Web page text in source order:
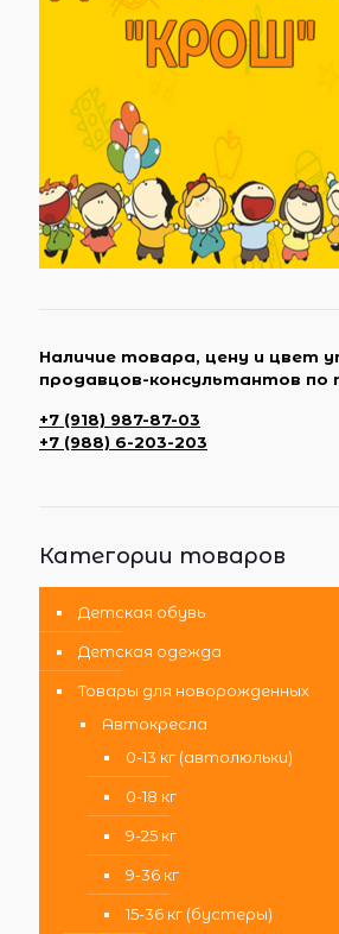
Наличие товара, цену и цвет
продавцов-консультантов по
+7 (918) 987-87-03
+7 (988) 6-203-203
Категории товаров
Детская обувь
Детская одежда
Товары для новорожденных
Автокресла
0-13 кг (автолюльки)
0-18 кг
9-25 кг
9-36 кг
15-36 кг (бустеры)